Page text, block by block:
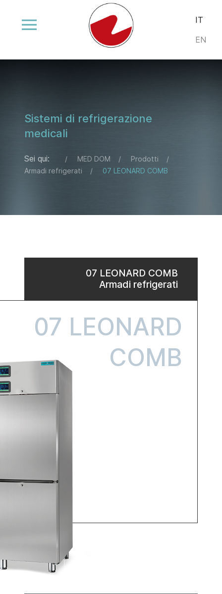
Seleziona
IT
EN
Sistemi di refrigerazione
medicali
Sei qui: MED DOM
Prodotti
Armadi refrigerati
07 LEONARD COMB
07 LEONARD COMB
Armadi refrigerati
07 LEONARD
COMB